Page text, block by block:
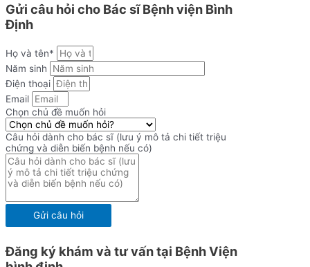
Gửi câu hỏi cho Bác sĩ Bệnh viện Bình
Định
Họ và tên*
Năm sinh
Điện thoại
Email
Chọn chủ đề muốn hỏi
Câu hỏi dành cho bác sĩ (lưu ý mô tả chi tiết triệu
chứng và diễn biến bệnh nếu có)
Gửi câu hỏi
Đăng ký khám và tư vấn tại Bệnh Viện